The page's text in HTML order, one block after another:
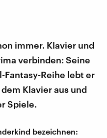
immer. Klavier und
verbinden: Seine
Fantasy-Reihe lebt er
Klavier aus und
Spiele.
bezeichnen: